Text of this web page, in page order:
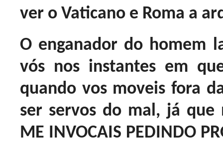
ver o Vaticano e Roma a
O enganador do homem
vós nos instantes em
quando vos moveis fora
ser servos do mal, já que
ME INVOCAIS PEDINDO